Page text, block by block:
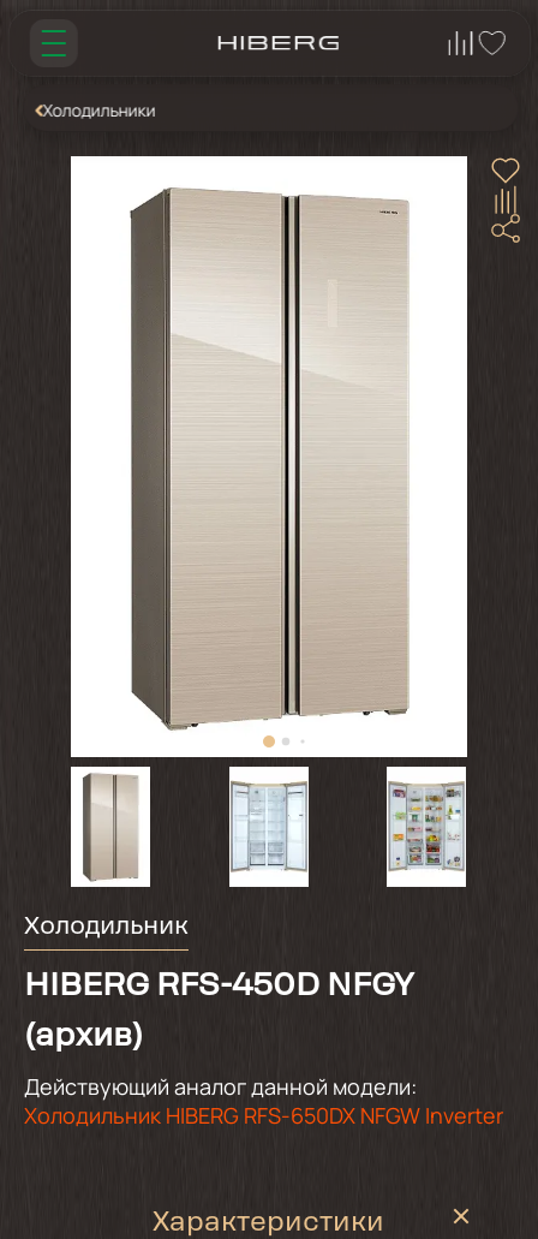
Холодильники
Холодильник
HIBERG RFS-450D NFGY
(архив)
Действующий аналог данной модели:
Холодильник HIBERG RFS-650DX NFGW Inverter
Характеристики